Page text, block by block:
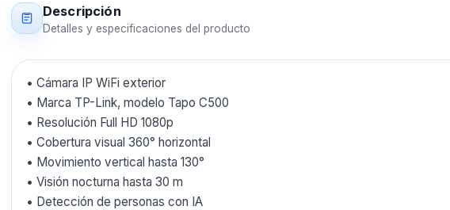
Descripción
Detalles y especificaciones del producto
• Cámara IP WiFi exterior
• Marca TP-Link, modelo Tapo C500
• Resolución Full HD 1080p
• Cobertura visual 360° horizontal
• Movimiento vertical hasta 130°
• Visión nocturna hasta 30 m
• Detección de personas con IA